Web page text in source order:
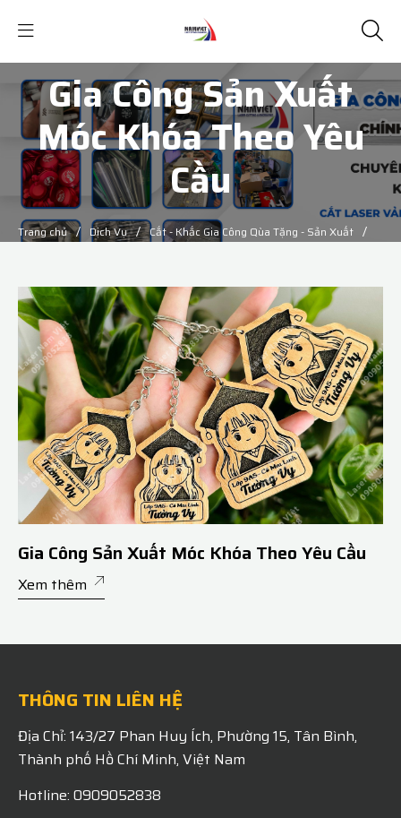
Gia Công Sản Xuất
Móc Khóa Theo Yêu
Cầu
Trang chủ / Dịch Vụ / Cắt - Khắc Gia Công Qùa Tặng - Sản Xuất /
Gia Công Sản Xuất Móc Khóa Theo Yêu Cầu
Xem thêm
THÔNG TIN LIÊN HỆ
Địa Chỉ: 143/27 Phan Huy Ích, Phường 15, Tân Bình,
Thành phố Hồ Chí Minh, Việt Nam
Hotline: 0909052838